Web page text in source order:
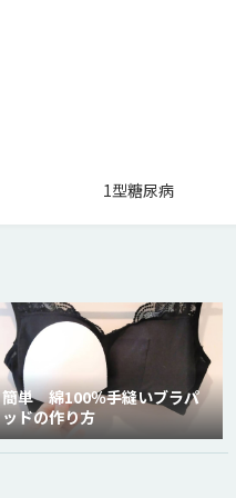
1型糖尿病
簡単 綿100％手縫いブラパ
ッドの作り方